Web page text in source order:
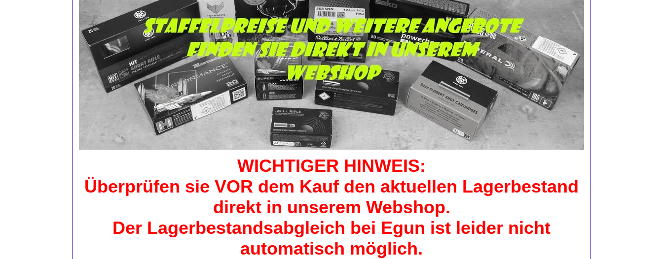
WICHTIGER HINWEIS:
Überprüfen sie VOR dem Kauf den aktuellen Lagerbestand
direkt in unserem Webshop.
Der Lagerbestandsabgleich bei Egun ist leider nicht
automatisch möglich.